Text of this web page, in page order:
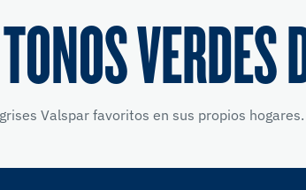
VERDES
Valspar favoritos en sus propios